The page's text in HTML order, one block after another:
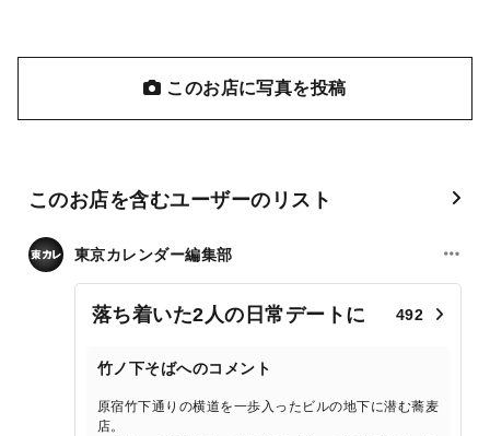
このお店に写真を投稿
このお店を含むユーザーのリスト
東京カレンダー編集部
落ち着いた2人の日常デートに 492
竹ノ下そばへのコメント
原宿竹下通りの横道を一歩入ったビルの地下に潜む蕎麦
店。